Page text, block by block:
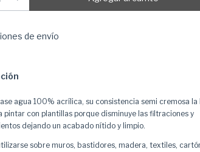
de envío
agua 100% acrílica, su consistencia semi cremosa la
pintar con plantillas porque disminuye las filtraciones y
dejando un acabado nítido y limpio.
sobre muros, bastidores, madera, textiles,